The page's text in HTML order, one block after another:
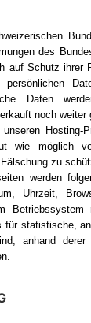
des
auf Schutz ihrer
Daten
noch weiter
Hosting-
wie möglich
zu
werden
Uhrzeit,
für statistische,
anhand derer